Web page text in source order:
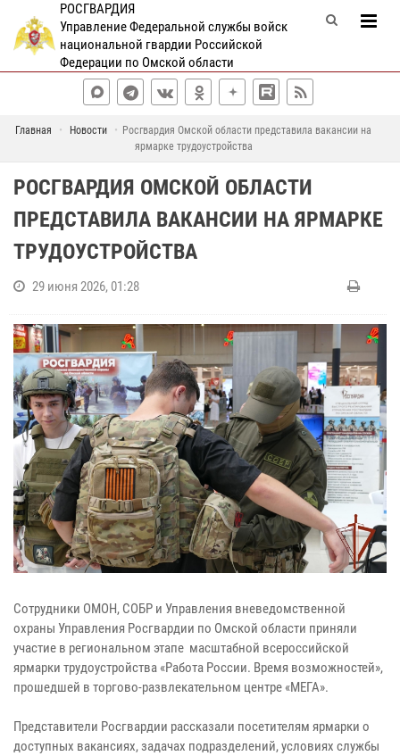
РОСГВАРДИЯ
Управление Федеральной службы войск
национальной гвардии Российской
Федерации по Омской области
Главная Новости
Росгвардия Омской области представила вакансии на
ярмарке трудоустройства
РОСГВАРДИЯ ОМСКОЙ ОБЛАСТИ
ПРЕДСТАВИЛА ВАКАНСИИ НА ЯРМАРКЕ
ТРУДОУСТРОЙСТВА
29 июня 2026, 01:28
Сотрудники ОМОН, СОБР и Управления вневедомственной
охраны Управления Росгвардии по Омской области приняли
участие в региональном этапе масштабной всероссийской
ярмарки трудоустройства «Работа России. Время возможностей»,
прошедшей в торгово-развлекательном центре «МЕГА».
Представители Росгвардии рассказали посетителям ярмарки о
доступных вакансиях, задачах подразделений, условиях службы